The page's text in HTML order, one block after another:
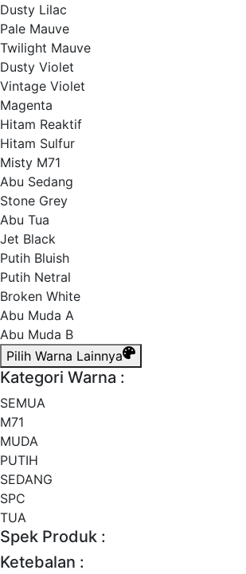
Dusty Lilac
Pale Mauve
Twilight Mauve
Dusty Violet
Vintage Violet
Magenta
Hitam Reaktif
Hitam Sulfur
Misty M71
Abu Sedang
Stone Grey
Abu Tua
Jet Black
Putih Bluish
Putih Netral
Broken White
Abu Muda A
Abu Muda B
Pilih Warna Lainnya
Kategori Warna :
SEMUA
M71
MUDA
PUTIH
SEDANG
SPC
TUA
Spek Produk :
Ketebalan :